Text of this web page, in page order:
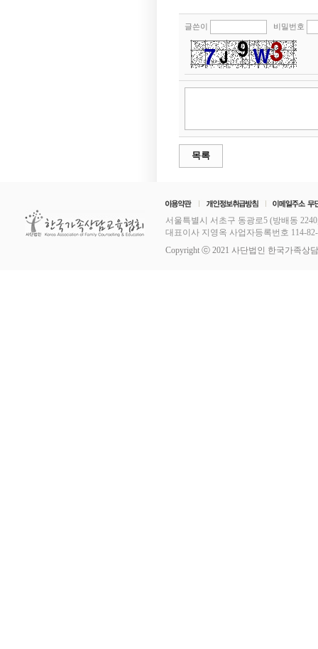
글쓴이 비밀번호
목록
서울특별시 서초구 동광로5 (방배동
대표이사 지영옥 사업자등록번호 114-
Copyright ⓒ 2021 사단법인 한국가족상